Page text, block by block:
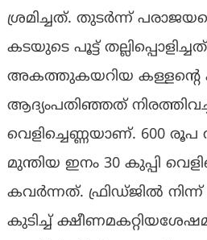
ശ്രമിച്ചത്. തുടർന്ന്
കടയുടെ പൂട്ട്
അകത്തുകയറിയ കള്ളൻ്റെ
ആദ്യംപതിഞ്ഞത്
വെളിച്ചെണ്ണയാണ്. 600 രൂപ
മുന്തിയ ഇനം 30 കുപ്പി
കവർന്നത്. ഫ്രിഡ്ജിൽ നിന്ന്
കുടിച്ച്